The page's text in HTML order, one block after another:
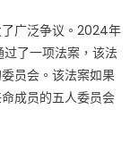
了广泛争议。2024年
了一项法案，该法
员会。该法案如果
成员的五人委员会